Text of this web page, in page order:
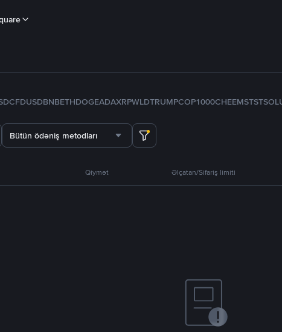
FDUSDBNBETHDOGEADAXRPWLDTRUMPCOP1000CHEEMSTSTSOL
Bütün ödəniş metodları
Qiymət Əlçatan/Sifariş limiti